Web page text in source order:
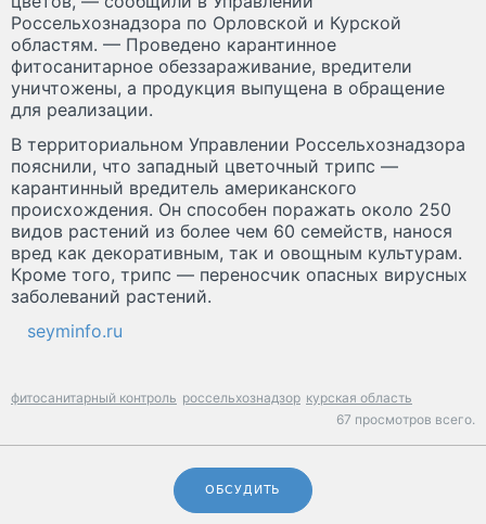
Россельхознадзора по Орловской и Курской
областям. — Проведено карантинное
фитосанитарное обеззараживание, вредители
уничтожены, а продукция выпущена в обращение
для реализации.
В территориальном Управлении Россельхознадзора
пояснили, что западный цветочный трипс —
карантинный вредитель американского
происхождения. Он способен поражать около 250
видов растений из более чем 60 семейств, нанося
вред как декоративным, так и овощным культурам.
Кроме того, трипс — переносчик опасных вирусных
заболеваний растений.
seyminfo.ru
фитосанитарный контроль россельхознадзор курская область
67 просмотров всего.
ОБСУДИТЬ